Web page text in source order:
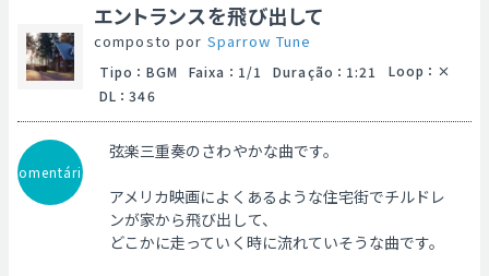
エントランスを飛び出して
composto por Sparrow Tune
Tipo ： BGM Faixa ： 1/1 Duração ： 1:21 Loop ：
DL ： 346
Comentário
弦楽三重奏のさわやかな曲です。
アメリカ映画によくあるような住宅街でチルドレ
ンが家から飛び出して、
どこかに走っていく時に流れていそうな曲です。